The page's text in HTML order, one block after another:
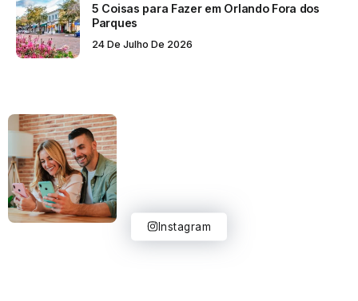
5 Coisas para Fazer em Orlando Fora dos
Parques
24 De Julho De 2026
Instagram